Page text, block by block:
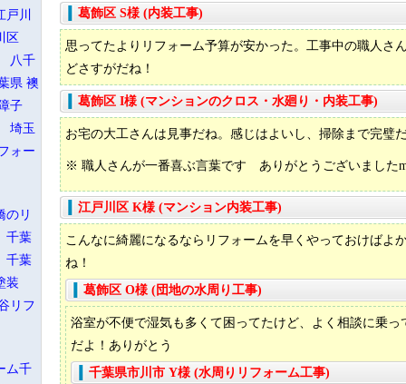
川
区
八千
県 襖
子
埼玉
ォー
のリ
千葉
千葉
装
リフ
ム千
葛飾区 S様 (内装工事)
思ってたよりリフォーム予算が安かった。工事中の職人さ
どさすがだね！
葛飾区 I様 (マンションのクロス・水廻り・内装工事)
お宅の大工さんは見事だね。感じはよいし、掃除まで完璧
※ 職人さんが一番喜ぶ言葉です ありがとうございました
江戸川区 K様 (マンション内装工事)
こんなに綺麗になるならリフォームを早くやっておけばよ
ね！
葛飾区 O様 (団地の水周り工事)
浴室が不便で湿気も多くて困ってたけど、よく相談に乗っ
だよ！ありがとう
千葉県市川市 Y様 (水周りリフォーム工事)